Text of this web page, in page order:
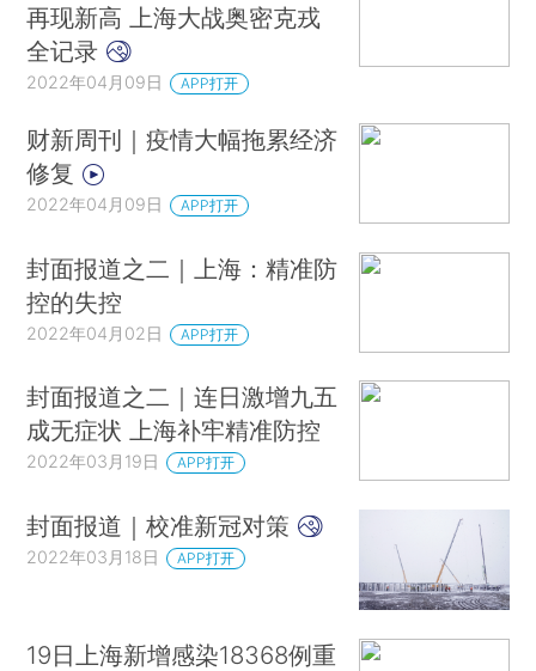
再现新高 上海大战奥密克戎
全记录
2022年04月09日 APP打开
财新周刊｜疫情大幅拖累经济
修复
2022年04月09日 APP打开
封面报道之二｜上海：精准防
控的失控
2022年04月02日 APP打开
封面报道之二｜连日激增九五
成无症状 上海补牢精准防控
2022年03月19日 APP打开
封面报道｜校准新冠对策
2022年03月18日 APP打开
19日上海新增感染18368例重